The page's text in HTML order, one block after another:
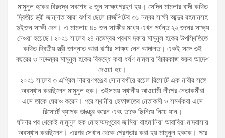
মামুনুল হকের বিরুদ্ধে সবশেষ ৬ জুন সাক্ষ্যগ্রহণ হয়। সেদিন মামলার বাদী কথিত
দ্বিতীয় স্ত্রী জান্নাত আরা ঝর্ণার ছেলে চার্জশিটের ৩১ নম্বর সাক্ষী আব্দুর রহমানসহ
দুইজন সাক্ষী দেন। এ মামলায় ৪০ জন সাক্ষীর মধ্যে এখন পর্যন্ত ২২ জনের সাক্ষ্য
নেওয়া হয়েছে।২০২১ সালের ২৪ নভেম্বর প্রথম দফায় মামুনুল হকের উপস্থিতিতে
কথিত দ্বিতীয় স্ত্রী জান্নাত আরা ঝর্ণার সাক্ষ্য নেন আদালত। একই সঙ্গে ওই
বছরের ৩ নভেম্বর মামুনুল হকের বিরুদ্ধে করা ধর্ষণ মামলায় বিচারকাজ শুরুর আদেশ
দেওয়া হয়।
২০২১ সালের ৩ এপ্রিল নারায়ণগঞ্জের সোনারগাঁয়ে রয়েল রিসোর্টে এক নারীর সঙ্গে
অবস্থান করছিলেন মামুনুল হক। ওইসময় স্থানীয় আওয়ামী লীগের নেতাকর্মীরা
এসে তাকে ঘেরাও করেন। পরে স্থানীয় হেফাজতের নেতাকর্মী ও সমর্থকরা এসে
রিসোর্টে ব্যাপক ভাঙচুর করেন এবং তাকে ছিনিয়ে নিয়ে যান।
ঘটনার পর থেকেই মামুনুল হক মোহাম্মদপুরের জামিয়া রাহমানিয়া আরাবিয়া মাদরাসায়
অবস্থান করছিলেন। এরপর সেখান থেকে গ্রেপ্তার করা হয় মামুনুল হককে। পরে